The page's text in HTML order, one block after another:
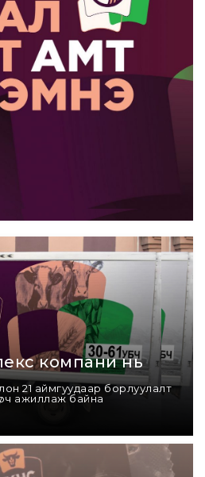
компани нь
21 аймгуудаар борлуулалт
ажиллаж байна